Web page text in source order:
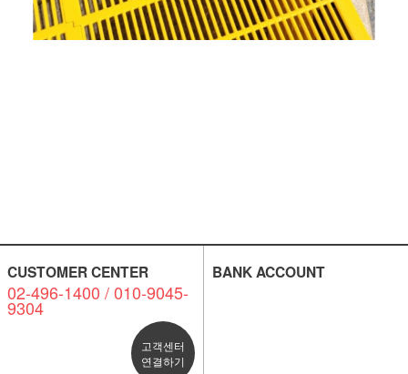
CUSTOMER CENTER
02-496-1400 / 010-9045-
9304
고객센터
연결하기
BANK ACCOUNT